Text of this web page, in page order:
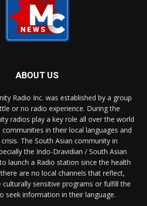
ABOUT US
Radio Inc. was established by a group
or no radio experience. During the
radios play a key role all over the world
in their local languages and
The South Asian community in
the Indo-Dravidian / South Asian
launch a Radio station since the health
are no local channels that reflect,
sensitive programs or fulfill the
seek information in their language.